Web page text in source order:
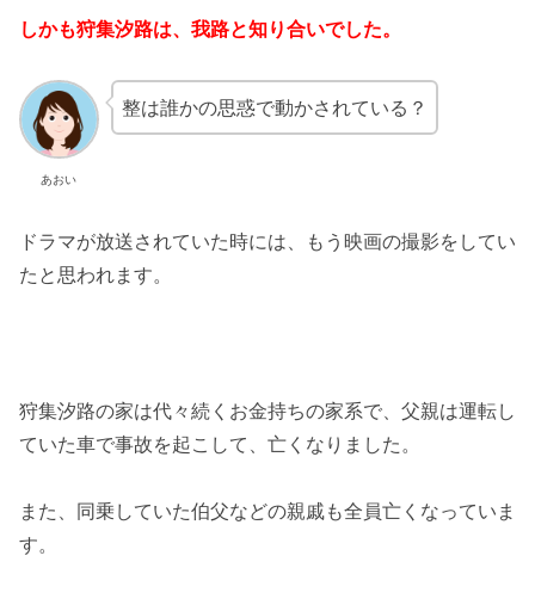
しかも狩集汐路は、我路と知り合いでした。
あおい
整は誰かの思惑で動かされている？
ドラマが放送されていた時には、もう映画の撮影をしてい
たと思われます。
狩集汐路の家は代々続くお金持ちの家系で、父親は運転し
ていた車で事故を起こして、亡くなりました。
また、同乗していた伯父などの親戚も全員亡くなっていま
す。